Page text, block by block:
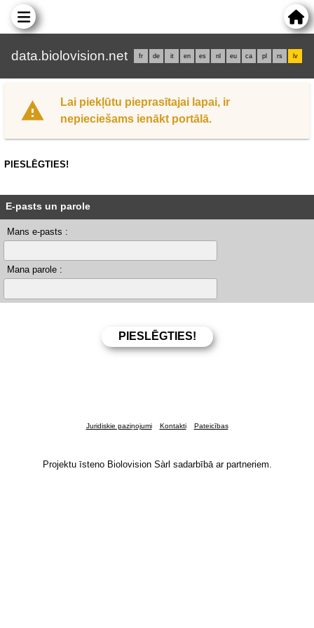
data.biolovision.net fr de it en es nl eu ca pl rs lv
Lai piekļūtu pieprasītajai lapai, ir
nepieciešams ienākt portālā.
PIESLĒGTIES!
E-pasts un parole
Mans e-pasts :
Mana parole :
Juridiskie paziņojumi Kontakti Pateicības
Projektu īsteno Biolovision Sàrl sadarbībā ar partneriem.